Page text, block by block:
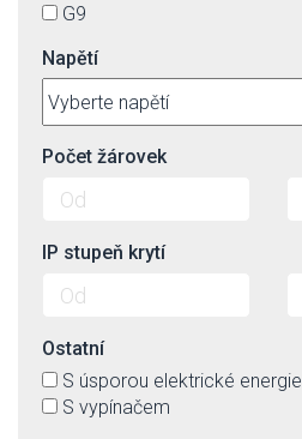
G9
Napětí
Počet žárovek
IP stupeň krytí
Ostatní
S úsporou elektrické energie
S vypínačem